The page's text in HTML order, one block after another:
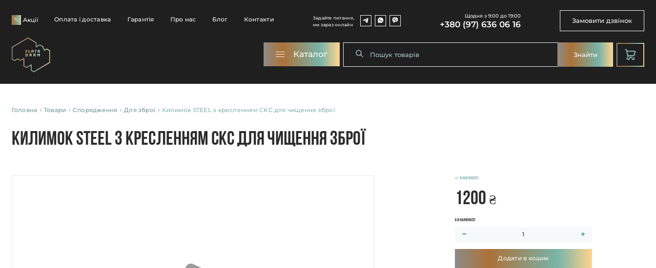
Акції Оплата і доставка Гарантія Про нас Блог Контакти
Задайте питання,
ми зараз онлайн
Щодня з 9:00 до 19:00
+380 (97) 636 06 16 Замовити дзвінок
Каталог Знайти
Головна Товари Спорядження Для зброї Килимок STEEL з кресленням CKC для чищення зброї
Килимок STEEL з кресленням CKC для чищення зброї
В наявності
1200₴
5 в наявності
Додати в кошик